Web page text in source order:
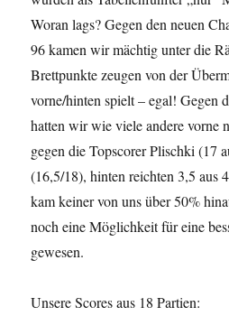
Woran lags? Gegen den neuen
96 kamen wir mächtig unter die
Brettpunkte zeugen von der
vorne/hinten spielt – egal! Gegen
hatten wir wie viele andere vorne
gegen die Topscorer Plischki (17
(16,5/18), hinten reichten 3,5 aus
kam keiner von uns über 50%
noch eine Möglichkeit für eine
gewesen.
Unsere Scores aus 18 Partien: